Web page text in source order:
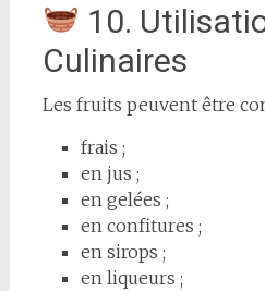
10.
Culinaires
Les fruits peuvent être
frais ;
en jus ;
en gelées ;
en confitures ;
en sirops ;
en liqueurs ;